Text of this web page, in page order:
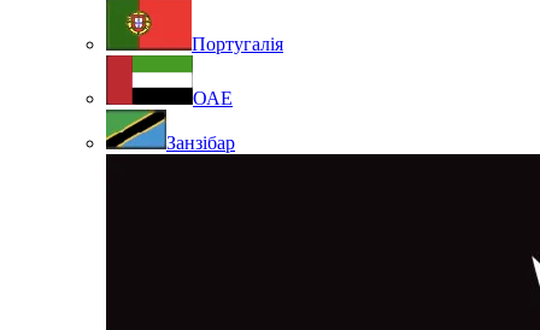
Португалія
ОАЕ
Занзібар